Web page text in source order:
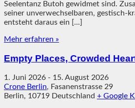
Seelentanz Butoh gewidmet sind.
seiner unverwechselbaren, gestisch-
entsteht daraus ein [...]
Mehr erfahren »
Empty Places, Crowded
1. Juni 2026 - 15. August 2026
Crone Berlin, Fasanenstrasse 29
Berlin, 10719 Deutschland + Google